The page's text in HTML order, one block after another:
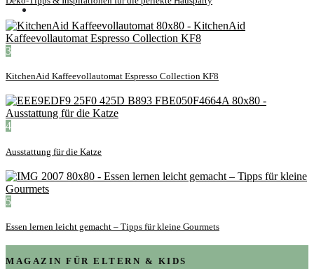
3
KitchenAid Kaffeevollautomat Espresso Collection KF8
4
Ausstattung für die Katze
5
Essen lernen leicht gemacht – Tipps für kleine Gourmets
MAGAZIN FÜR ELTERN & KIDS